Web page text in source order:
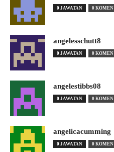
0 JAWATAN 0 KOMEN
angelesschutt8
0 JAWATAN 0 KOMEN
angelestibbs08
0 JAWATAN 0 KOMEN
angelicacumming
0 JAWATAN 0 KOMEN